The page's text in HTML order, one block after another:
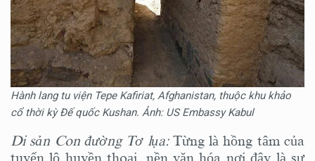
Hành lang tu viện Tepe Kafiriat, Afghanistan, thuộc khu khảo
cổ thời kỳ Đế quốc Kushan. Ảnh: US Embassy Kabul
Di sản Con đường Tơ lụa:Từng là hồng tâm của
tuyến lộ huyền thoại, nền văn hóa nơi đây là sự